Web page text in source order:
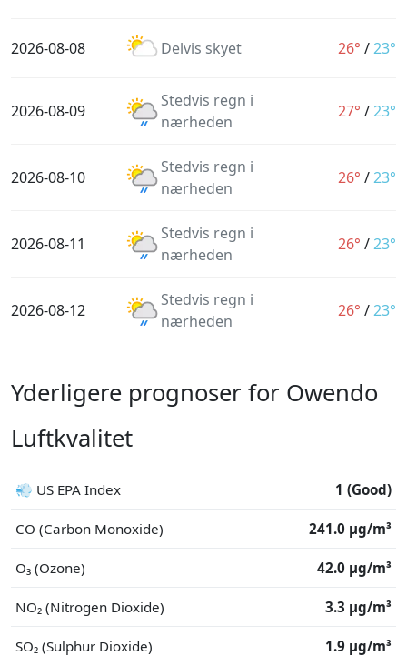
2026-08-08 Delvis skyet 26° /23°
2026-08-09
Stedvis regn i
nærheden
27° /23°
2026-08-10
Stedvis regn i
nærheden
26° /23°
2026-08-11
Stedvis regn i
nærheden
26° /23°
2026-08-12
Stedvis regn i
nærheden
26° /23°
Yderligere prognoser for Owendo
Luftkvalitet
💨 US EPA Index 1 (Good)
CO (Carbon Monoxide) 241.0 μg/m³
O₃ (Ozone) 42.0 μg/m³
NO₂ (Nitrogen Dioxide) 3.3 μg/m³
SO₂ (Sulphur Dioxide) 1.9 μg/m³